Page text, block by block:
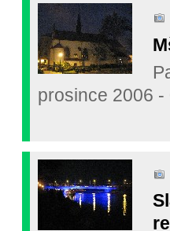
prosince 2006 -